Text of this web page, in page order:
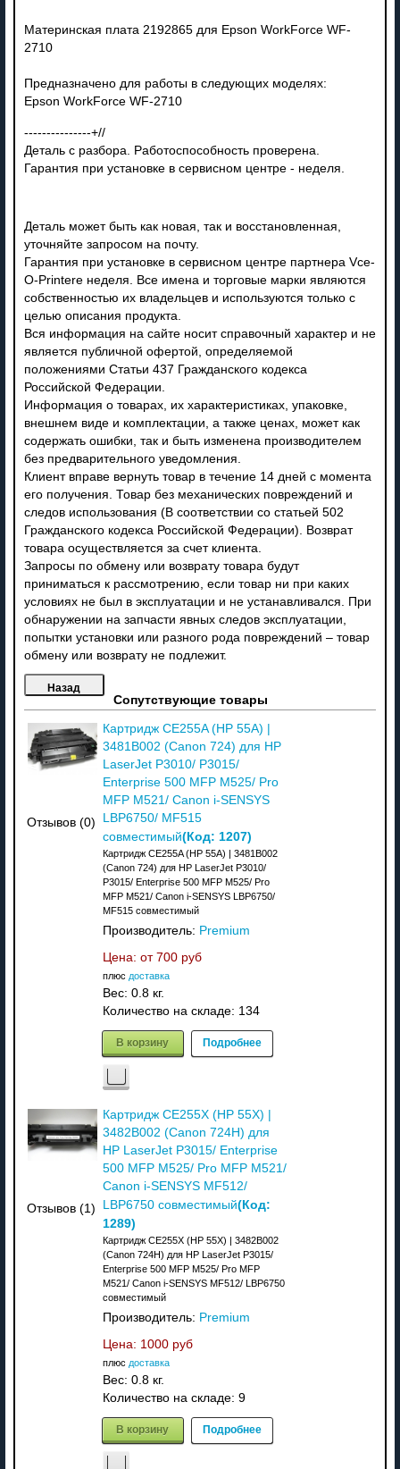
Материнская плата 2192865 для Epson WorkForce WF-
2710
Предназначено для работы в следующих моделях:
Epson WorkForce WF-2710
---------------+//
Деталь с разбора. Работоспособность проверена.
Гарантия при установке в сервисном центре - неделя.
Деталь может быть как новая, так и восстановленная,
уточняйте запросом на почту.
Гарантия при установке в сервисном центре партнера Vce-
O-Printere неделя. Все имена и торговые марки являются
собственностью их владельцев и используются только с
целью описания продукта.
Вся информация на сайте носит справочный характер и не
является публичной офертой, определяемой
положениями Статьи 437 Гражданского кодекса
Российской Федерации.
Информация о товарах, их характеристиках, упаковке,
внешнем виде и комплектации, а также ценах, может как
содержать ошибки, так и быть изменена производителем
без предварительного уведомления.
Клиент вправе вернуть товар в течение 14 дней с момента
его получения. Товар без механических повреждений и
следов использования (В соответствии со статьей 502
Гражданского кодекса Российской Федерации). Возврат
товара осуществляется за счет клиента.
Запросы по обмену или возврату товара будут
приниматься к рассмотрению, если товар ни при каких
условиях не был в эксплуатации и не устанавливался. При
обнаружении на запчасти явных следов эксплуатации,
попытки установки или разного рода повреждений – товар
обмену или возврату не подлежит.
Сопутствующие товары
Отзывов (0)
Картридж CE255A (HP 55A) |
3481B002 (Canon 724) для HP
LaserJet P3010/ P3015/
Enterprise 500 MFP M525/ Pro
MFP M521/ Canon i-SENSYS
LBP6750/ MF515
совместимый(Код: 1207)
Картридж CE255A (HP 55A) | 3481B002
(Canon 724) для HP LaserJet P3010/
P3015/ Enterprise 500 MFP M525/ Pro
MFP M521/ Canon i-SENSYS LBP6750/
MF515 совместимый
Производитель: Premium
Цена: от 700 руб
плюс доставка
Вес: 0.8 кг.
Количество на складе: 134
В корзину Подробнее
Отзывов (1)
Картридж CE255X (HP 55X) |
3482B002 (Canon 724H) для
HP LaserJet P3015/ Enterprise
500 MFP M525/ Pro MFP M521/
Canon i-SENSYS MF512/
LBP6750 совместимый(Код:
1289)
Картридж CE255X (HP 55X) | 3482B002
(Canon 724H) для HP LaserJet P3015/
Enterprise 500 MFP M525/ Pro MFP
M521/ Canon i-SENSYS MF512/ LBP6750
совместимый
Производитель: Premium
Цена: 1000 руб
плюс доставка
Вес: 0.8 кг.
Количество на складе: 9
В корзину Подробнее